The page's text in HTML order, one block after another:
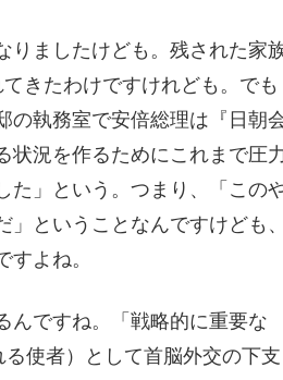
りましたけども。残された家
きたわけですけれども。でも
の執務室で安倍総理は『日朝
状況を作るためにこれまで圧
た」という。つまり、「この
ということなんですけども、
よね。
んですね。「戦略的に重要な
使者）として首脳外交の下支